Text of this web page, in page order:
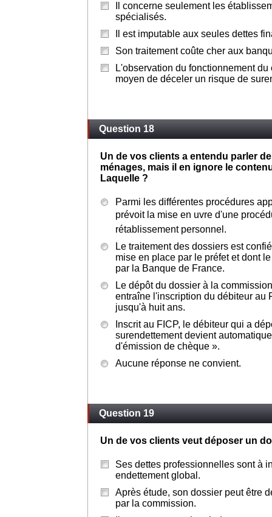
Il concerne seulement les
spécialisés.
Il est imputable aux seules dettes
Son traitement coûte cher aux
L'observation du fonctionnement du
moyen de déceler un risque de
Question 18
Un de vos clients a entendu parler
ménages, mais il en ignore le
Laquelle ?
Parmi les différentes procédures
prévoit la mise en uvre d'une
rétablissement personnel.
Le traitement des dossiers est
mise en place par le préfet et dont
par la Banque de France.
Le dépôt du dossier à la
entraîne l'inscription du débiteur au
jusqu'à huit ans.
Inscrit au FICP, le débiteur qui a
surendettement devient
d'émission de chèque ».
Aucune réponse ne convient.
Question 19
Un de vos clients veut déposer un
Ses dettes professionnelles sont à
endettement global.
Après étude, son dossier peut être
par la commission.